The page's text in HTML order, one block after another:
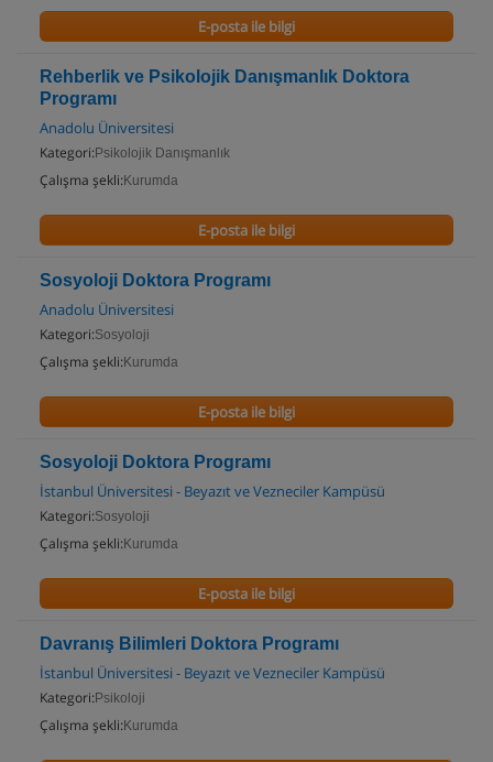
E-posta ile bilgi
Rehberlik ve Psikolojik Danışmanlık Doktora
Programı
Anadolu Üniversitesi
Kategori: Psikolojik Danışmanlık
Çalışma şekli: Kurumda
E-posta ile bilgi
Sosyoloji Doktora Programı
Anadolu Üniversitesi
Kategori:Sosyoloji
Çalışma şekli: Kurumda
E-posta ile bilgi
Sosyoloji Doktora Programı
İstanbul Üniversitesi - Beyazıt ve Vezneciler Kampüsü
Kategori:Sosyoloji
Çalışma şekli: Kurumda
E-posta ile bilgi
Davranış Bilimleri Doktora Programı
İstanbul Üniversitesi - Beyazıt ve Vezneciler Kampüsü
Kategori: Psikoloji
Çalışma şekli: Kurumda